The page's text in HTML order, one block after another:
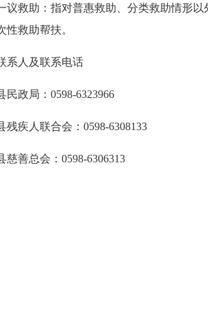
助：指对普惠救助、分类救助情形以
性救助帮扶。
系人及联系电话
政局：0598-6323966
疾人联合会：0598-6308133
善总会：0598-6306313